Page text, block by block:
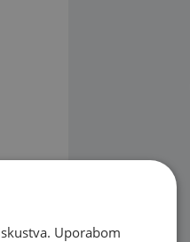
Uporabom